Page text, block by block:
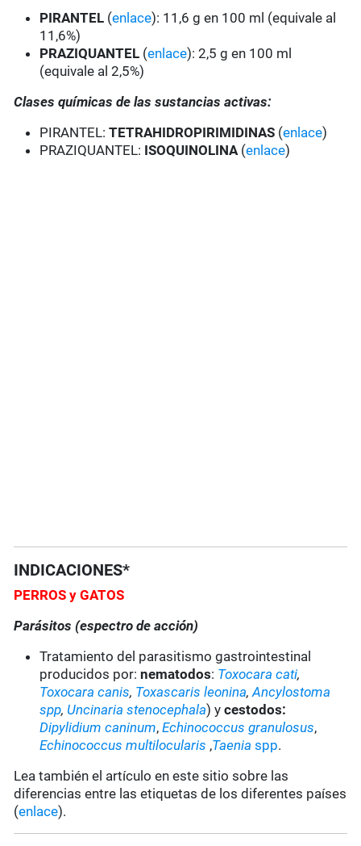
PIRANTEL (enlace): 11,6 g en 100 ml (equivale al
11,6%)
PRAZIQUANTEL (enlace): 2,5 g en 100 ml
(equivale al 2,5%)
Clases químicas de las sustancias activas:
PIRANTEL:TETRAHIDROPIRIMIDINAS (enlace)
PRAZIQUANTEL: ISOQUINOLINA(enlace)
INDICACIONES*
PERROS y GATOS
Parásitos (espectro de acción)
Tratamiento del parasitismo gastrointestinal
producidos por:nematodos: Toxocara cati,
Toxocara canis, Toxascaris leonina,Ancylostoma
spp, Uncinaria stenocephala) ycestodos:
Dipylidium caninum,Echinococcus granulosus,
Echinococcus multilocularis ,Taenia spp.
Lea también el artículo en este sitio sobre las
diferencias entre las etiquetas de los diferentes países
(enlace).